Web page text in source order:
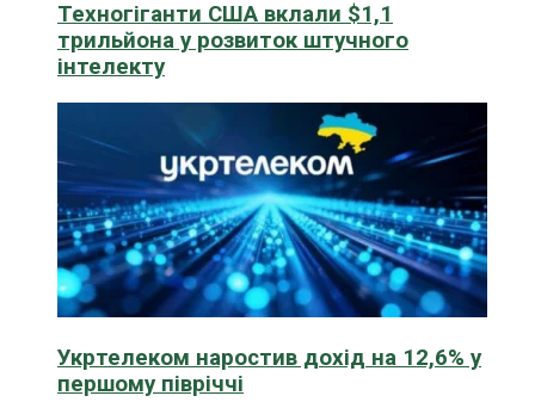
Техногіганти США вклали $1,1
трильйона у розвиток штучного
інтелекту
Укртелеком наростив дохід на 12,6% у
першому півріччі